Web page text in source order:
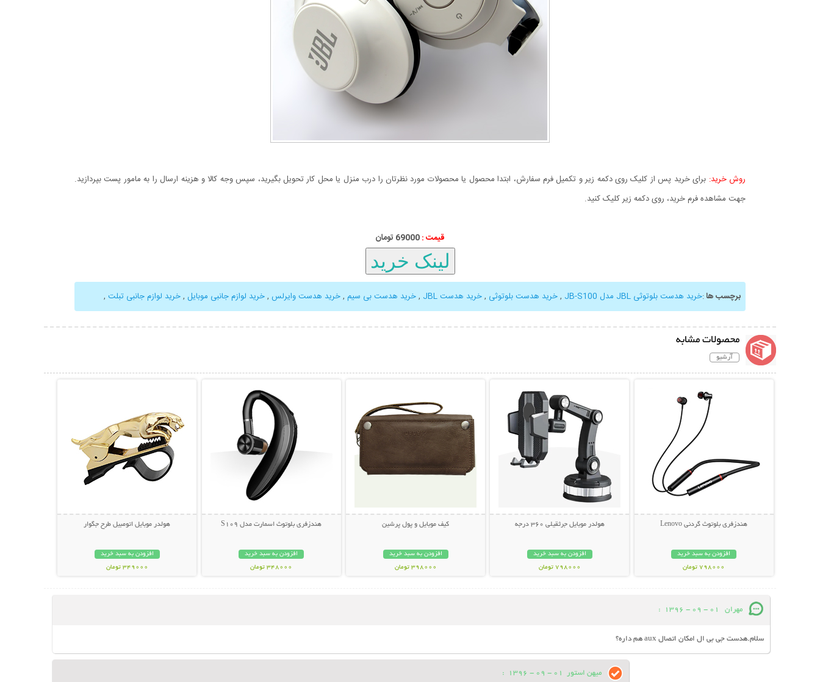
روش خرید: برای خرید پس از کلیک روی دکمه زیر و تکمیل فرم سفارش، ابتدا محصول یا محصولات مورد نظرتان را درب منزل یا محل کار تحویل بگیرید، سپس وجه کالا و هزینه ارسال را به مامور پست بپردازید.
جهت مشاهده فرم خرید، روی دکمه زیر کلیک کنید.
قیمت : 69000 تومان
برچسب ها:خرید هدست بلوتوثی JBL مدل JB-S100 ,خرید هدست بلوتوثی ,خرید هدست JBL ,خرید هدست بی سیم ,خرید هدست وایرلس ,خرید لوازم جانبی موبایل ,خرید لوازم جانبی تبلت ,
محصولات مشابه
آرشیو
هندزفری بلوتوث گردنی Lenovo
افزودن به سبد خرید
798000 تومان
هولدر موبایل جرثقیلی 360 درجه
افزودن به سبد خرید
798000 تومان
کیف موبایل و پول پرشین
افزودن به سبد خرید
398000 تومان
هندزفری بلوتوث اسمارت مدل S109
افزودن به سبد خرید
348000 تومان
هولدر موبایل اتومبیل طرح جگوار
افزودن به سبد خرید
349000 تومان
مهران 01 - 09 - 1396
:
سلام.هدست جی بی ال امکان اتصال aux هم داره؟
میهن استور 01 - 09 - 1396
: